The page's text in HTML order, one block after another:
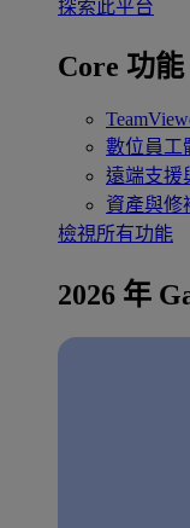
探索此平台
Core 功能
數位員工
遠端支援
資產與修
檢視所有功能
2026 年